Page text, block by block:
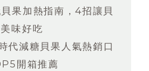
果加熱指南，4招讓貝
味好吃
代減糖貝果人氣熱銷口
開箱推薦